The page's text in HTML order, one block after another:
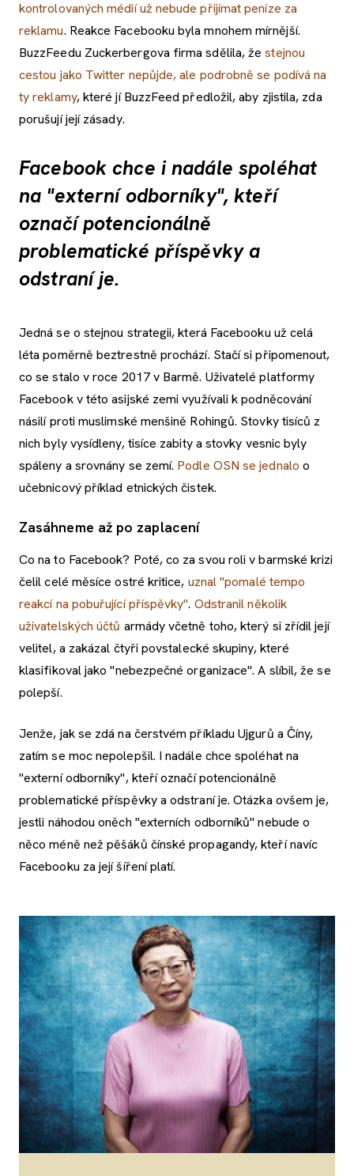
kontrolovaných médií už nebude přijímat peníze za
reklamu. Reakce Facebooku byla mnohem mírnější.
BuzzFeedu Zuckerbergova firma sdělila, žestejnou
cestou jako Twitter nepůjde, ale podrobně se podívá na
ty reklamy, které jí BuzzFeed předložil, aby zjistila, zda
porušují její zásady.
Facebook chce i nadále spoléhat
na "externí odborníky", kteří
označí potencionálně
problematické příspěvky a
odstraní je.
Jedná se o stejnou strategii, která Facebooku už celá
léta poměrně beztrestně prochází. Stačí si připomenout,
co se stalo v roce 2017 v Barmě. Uživatelé platformy
Facebook v této asijské zemi využívali k podněcování
násilí proti muslimské menšině Rohingů. Stovky tisíců z
nich byly vysídleny, tisíce zabity a stovky vesnic byly
spáleny a srovnány se zemí. Podle OSN se jednalo o
učebnicový příklad etnických čistek.
Zasáhneme až po zaplacení
Co na to Facebook? Poté, co za svou roli v barmské krizi
čelil celé měsíce ostré kritice, uznal "pomalé tempo
reakcí na pobuřující příspěvky". Odstranil několik
uživatelských účtů armády včetně toho, který si zřídil její
velitel, a zakázal čtyři povstalecké skupiny, které
klasifikoval jako "nebezpečné organizace". A slíbil, že se
polepší.
Jenže, jak se zdá na čerstvém příkladu Ujgurů a Číny,
zatím se moc nepolepšil. I nadále chce spoléhat na
"externí odborníky", kteří označí potencionálně
problematické příspěvky a odstraní je. Otázka ovšem je,
jestli náhodou oněch "externích odborníků" nebude o
něco méně než pěšáků čínské propagandy, kteří navíc
Facebooku za její šíření platí.